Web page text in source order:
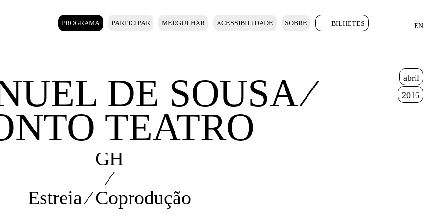
PROGRAMA PARTICIPAR MERGULHAR ACESSIBILIDADE SOBRE BILHETES EN
DE SOUSA ⁄
TEATRO
GH
⁄
Estreia ⁄ Coprodução
abril
2016